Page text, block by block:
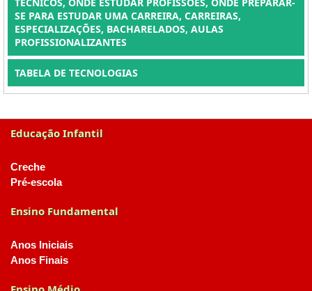
SE PARA ESTUDAR UMA CARREIRA, CARREIRAS,
ESPECIALIZAÇÕES, BACHARELADOS, AULAS
PROFISSIONALIZANTES
TABELA DE TECNOLOGIAS
Educação Infantil
Creche
Pré-escola
Ensino Fundamental
Anos Iniciais
Anos Finais